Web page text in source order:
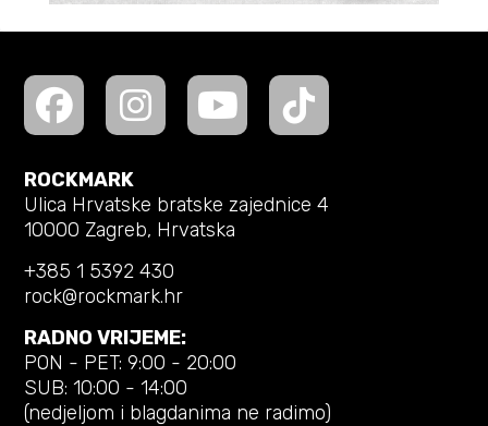
ROCKMARK
Ulica Hrvatske bratske zajednice 4
10000 Zagreb, Hrvatska
+385 1 5392 430
rock@rockmark.hr
RADNO VRIJEME:
PON - PET: 9:00 - 20:00
SUB: 10:00 - 14:00
(nedjeljom i blagdanima ne radimo)